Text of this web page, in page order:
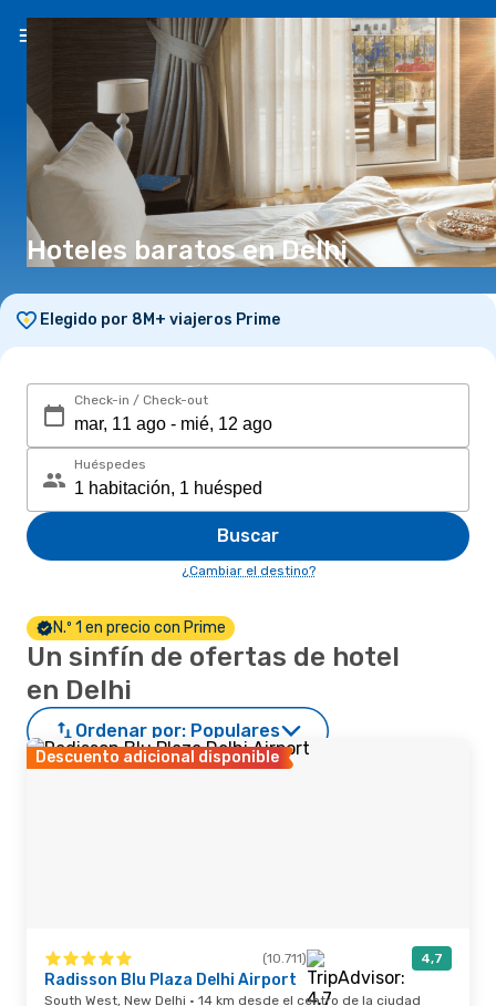
ES($)
Hoteles baratos en Delhi
Elegido por 8M+ viajeros Prime
Check-in / Check-out
Huéspedes
Buscar
¿Cambiar el destino?
N.º 1 en precio con Prime
Un sinfín de ofertas de hotel
en Delhi
Ordenar por: Populares
Descuento adicional disponible
(10.711) 4,7
Radisson Blu Plaza Delhi Airport
South West, New Delhi · 14 km desde el centro de la ciudad